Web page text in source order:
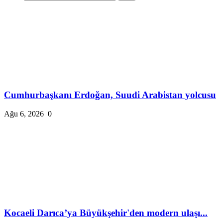
Cumhurbaşkanı Erdoğan, Suudi Arabistan yolcusu
Ağu 6, 2026 0
Kocaeli Darıca’ya Büyükşehir'den modern ulaşı...